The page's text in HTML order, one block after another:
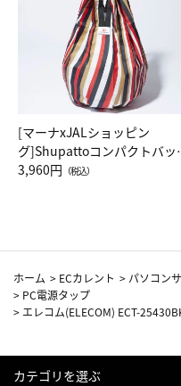
[マーナxJALショッピン
グ]Shupattoコンパクトバッ
Drop JAL客室乗務員（LC）ス
3,960円 （税込）
ホーム > ECカレント > パソコン
> PC電源タップ
> エレコム(ELECOM) ECT-
カテゴリを選ぶ